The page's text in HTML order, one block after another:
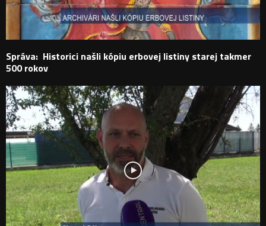
Správa: Historici našli kópiu erbovej listiny starej takmer
500 rokov